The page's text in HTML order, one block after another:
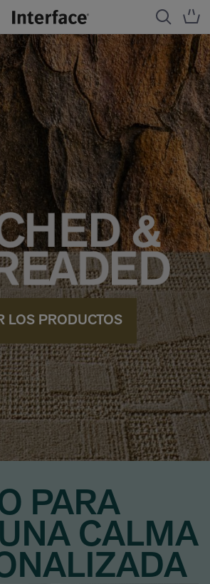
LOS PRODUCTOS
PARA
UNA CALMA